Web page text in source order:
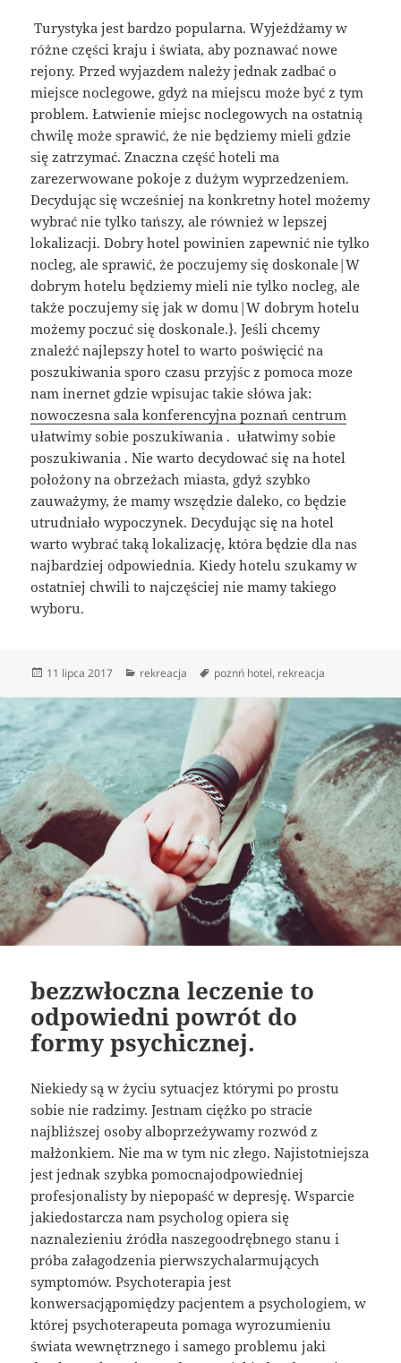
Turystyka jest bardzo popularna. Wyjeżdżamy w
różne części kraju i świata, aby poznawać nowe
rejony. Przed wyjazdem należy jednak zadbać o
miejsce noclegowe, gdyż na miejscu może być z tym
problem. Łatwienie miejsc noclegowych na ostatnią
chwilę może sprawić, że nie będziemy mieli gdzie
się zatrzymać. Znaczna część hoteli ma
zarezerwowane pokoje z dużym wyprzedzeniem.
Decydując się wcześniej na konkretny hotel możemy
wybrać nie tylko tańszy, ale również w lepszej
lokalizacji. Dobry hotel powinien zapewnić nie tylko
nocleg, ale sprawić, że poczujemy się doskonale|W
dobrym hotelu będziemy mieli nie tylko nocleg, ale
także poczujemy się jak w domu|W dobrym hotelu
możemy poczuć się doskonale.}. Jeśli chcemy
znaleźć najlepszy hotel to warto poświęcić na
poszukiwania sporo czasu przyjśc z pomoca moze
nam inernet gdzie wpisujac takie słówa jak:
nowoczesna sala konferencyjna poznań centrum
ułatwimy sobie poszukiwania . ułatwimy sobie
poszukiwania . Nie warto decydować się na hotel
położony na obrzeżach miasta, gdyż szybko
zauważymy, że mamy wszędzie daleko, co będzie
utrudniało wypoczynek. Decydując się na hotel
warto wybrać taką lokalizację, która będzie dla nas
najbardziej odpowiednia. Kiedy hotelu szukamy w
ostatniej chwili to najczęściej nie mamy takiego
wyboru.
Data
11 lipca 2017 Kategorie
rekreacja Tagi
poznń hotel, rekreacja
bezzwłoczna leczenie to
odpowiedni powrót do
formy psychicznej.
Niekiedy są w życiu sytuacjez którymi po prostu
sobie nie radzimy. Jestnam ciężko po stracie
najbliższej osoby alboprzeżywamy rozwód z
małżonkiem. Nie ma w tym nic złego. Najistotniejsza
jest jednak szybka pomocnajodpowiedniej
profesjonalisty by niepopaść w depresję. Wsparcie
jakiedostarcza nam psycholog opiera się
naznalezieniu źródła naszegoodrębnego stanu i
próba załagodzenia pierwszychalarmujących
symptomów. Psychoterapia jest
konwersacjąpomiędzy pacjentem a psychologiem, w
której psychoterapeuta pomaga wyrozumieniu
świata wewnętrznego i samego problemu jaki